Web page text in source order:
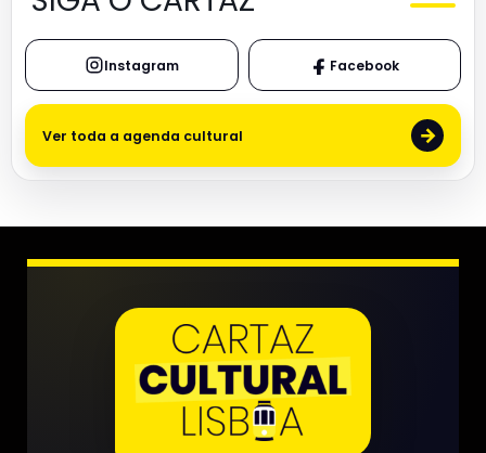
Instagram Facebook
Ver toda a agenda cultural →